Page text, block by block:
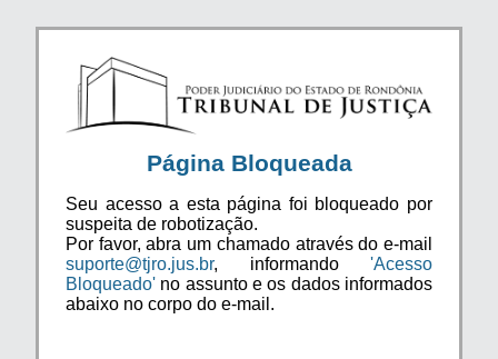
Página Bloqueada
Seu acesso a esta página foi bloqueado por
suspeita de robotização.
Por favor, abra um chamado através do e-mail
suporte@tjro.jus.br, informando 'Acesso
Bloqueado' no assunto e os dados informados
abaixo no corpo do e-mail.